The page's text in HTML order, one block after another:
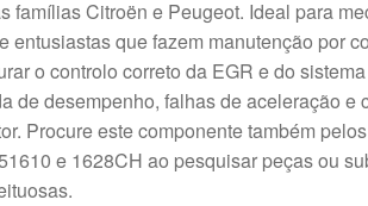
famílias Citroën e Peugeot. Ideal para
entusiastas que fazem manutenção por
o controlo correto da EGR e do
de desempenho, falhas de aceleração e
Procure este componente também
e 1628CH ao pesquisar peças ou